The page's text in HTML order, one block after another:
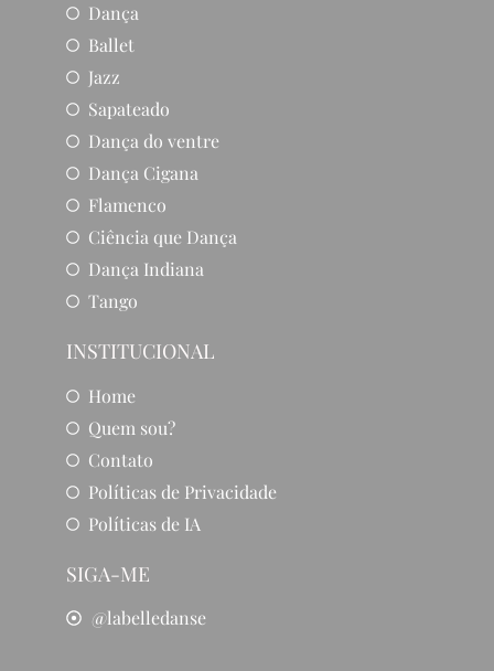
Dança
Ballet
Jazz
Sapateado
Dança do ventre
Dança Cigana
Flamenco
Ciência que Dança
Dança Indiana
Tango
INSTITUCIONAL
Home
Quem sou?
Contato
Políticas de Privacidade
Políticas de IA
SIGA-ME
@labelledanse